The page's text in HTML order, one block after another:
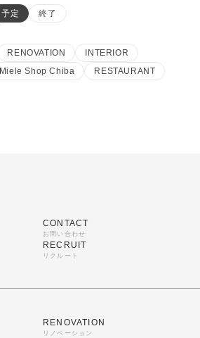
予定
終了
RENOVATION
INTERIOR
Miele Shop Chiba
RESTAURANT
CONTACT
お問い合わせ
RECRUIT
リクルート
RENOVATION
リノベーション